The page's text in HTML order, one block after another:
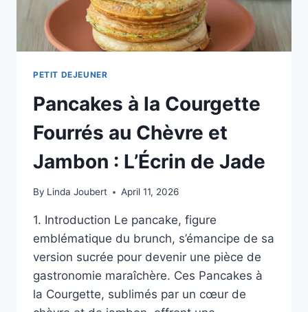
PETIT DEJEUNER
Pancakes à la Courgette
Fourrés au Chèvre et
Jambon : L’Écrin de Jade
By Linda Joubert April 11, 2026
1. Introduction Le pancake, figure
emblématique du brunch, s’émancipe de sa
version sucrée pour devenir une pièce de
gastronomie maraîchère. Ces Pancakes à
la Courgette, sublimés par un cœur de